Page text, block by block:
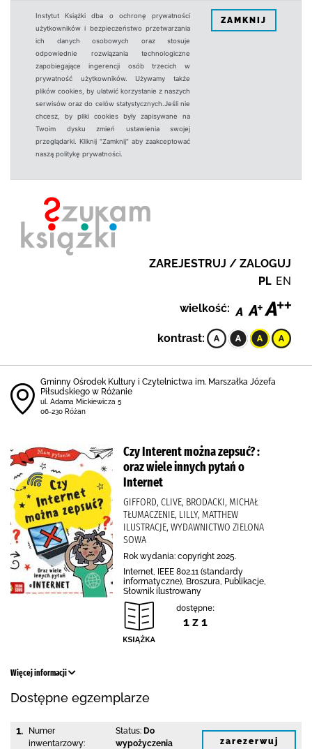
Instytut Książki dba o ochronę prywatności
użytkowników i bezpieczeństwo przetwarzania
ich danych osobowych oraz stosuje
odpowiednie rozwiązania technologiczne
zapobiegające ingerencji osób trzecich w
prywatność użytkowników. Używamy także
plików cookies, by ułatwić korzystanie z naszych
serwisów oraz do celów statystycznych.Jeśli nie
chcesz, by pliki cookies były zapisywane na
Twoim dysku zmień ustawienia swojej
przeglądarki. Kliknij "Zamknij" aby zaakceptować
naszą politykę prywatności.
ZAMKNIJ
ZAREJESTRUJ / ZALOGUJ
PL EN
wielkość:
kontrast:
Gminny Ośrodek Kultury i Czytelnictwa im. Marszałka Józefa
Piłsudskiego w Różanie
ul. Adama Mickiewicza 5
06-230 Różan
Czy Interent można zepsuć? :
oraz wiele innych pytań o
Internet
GIFFORD, CLIVE, BRODACKI, MICHAŁ
TŁUMACZENIE, LILLY, MATTHEW
ILUSTRACJE, WYDAWNICTWO ZIELONA
SOWA
Rok wydania: copyright 2025.
Internet, IEEE 802.11 (standardy
informatyczne), Broszura, Publikacje,
Słownik ilustrowany
dostępne:
1 z 1
Więcej informacji
Dostępne egzemplarze
1.
Numer
inwentarzowy:
Status: Do
wypożyczenia
zarezerwuj